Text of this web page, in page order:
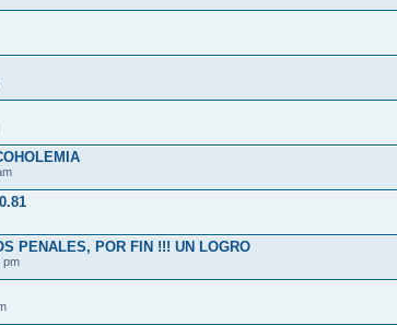
PENALES, POR FIN !!! UN LOGRO
pm